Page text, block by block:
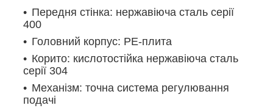
Передня стінка: нержавіюча сталь серії
400
Головний корпус: PE-плита
Корито: кислотостійка нержавіюча сталь
серії 304
Механізм: точна система регулювання
подачі